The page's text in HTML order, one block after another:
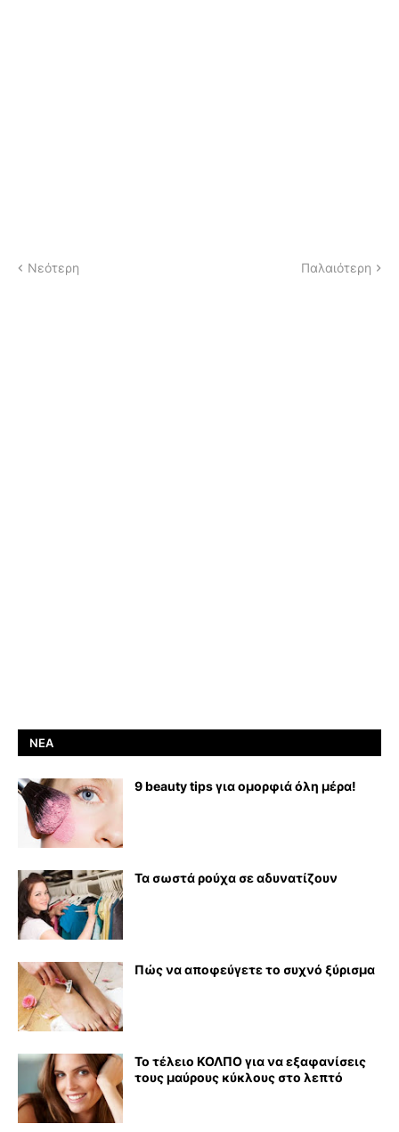
Νεότερη Παλαιότερη
ΝΈΑ
9 beauty tips για ομορφιά όλη μέρα!
Τα σωστά ρούχα σε αδυνατίζουν
Πώς να αποφεύγετε το συχνό ξύρισμα
Το τέλειο ΚΟΛΠΟ για να εξαφανίσεις
τους μαύρους κύκλους στο λεπτό